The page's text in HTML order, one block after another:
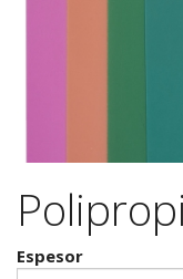
Espesor